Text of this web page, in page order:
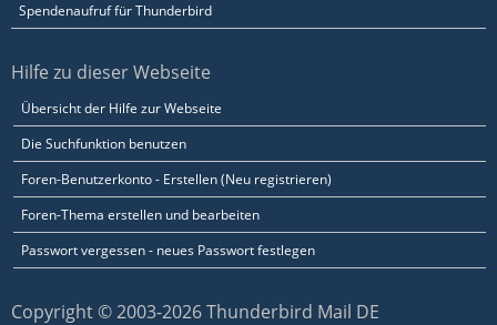
Spendenaufruf für Thunderbird
Hilfe zu dieser Webseite
Übersicht der Hilfe zur Webseite
Die Suchfunktion benutzen
Foren-Benutzerkonto - Erstellen (Neu registrieren)
Foren-Thema erstellen und bearbeiten
Passwort vergessen - neues Passwort festlegen
Copyright © 2003-2026 Thunderbird Mail DE